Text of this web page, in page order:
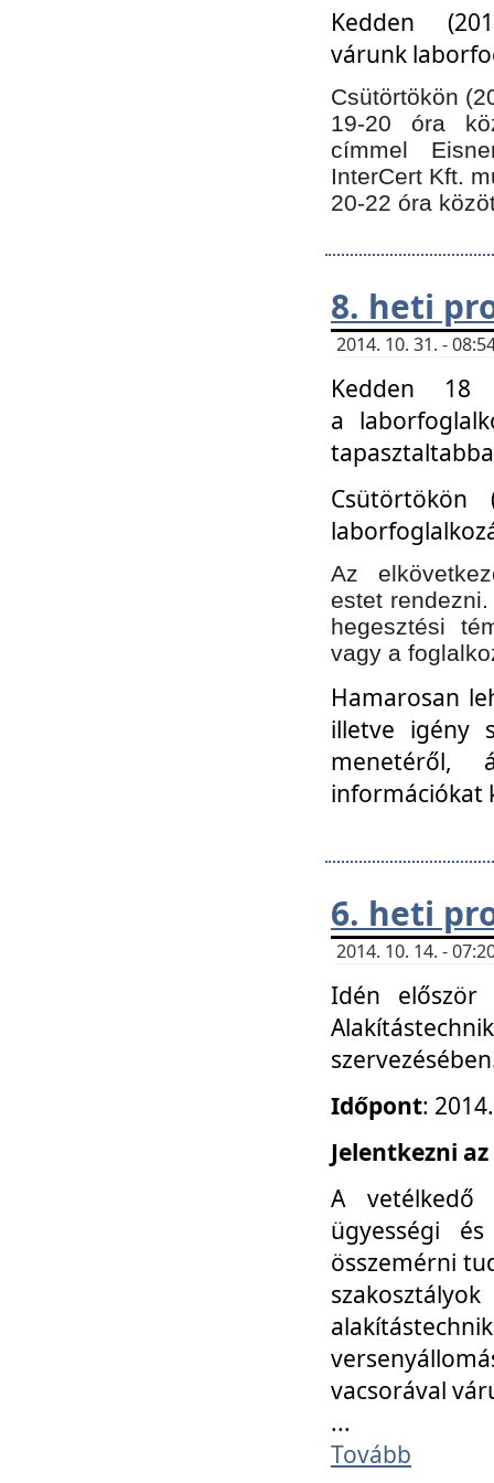
Kedden
várunk
Csütörtökön
19-20 óra
címmel
InterCert Kft.
20-22 óra
8. heti
2014. 10. 31. -
Kedden 18
a
Az
estet
hegesztési
vagy a
Hamarosan
illetve igény
menetéről,
információkat
6. heti
2014. 10. 14. -
Idén
Időpont:
Jelentkezni az
A vetélkedő
ügyességi
összemérni
vacsorával
...
Tovább